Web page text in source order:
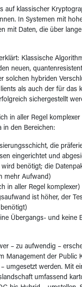
auf klassischer
In Systemen mit
mit Daten, die über
Klassische
neuen,
solchen hybriden
als auch der für das
sichergestellt
in aller Regel
in den Bereichen:
die
eingerichtet und
benötigt; die
mehr Aufwand)
in aller Regel komplexer)
ist höher, der
Übergangs- und keine
– zu aufwendig –
Management der Public
umgesetzt werden. Mit
umfassend